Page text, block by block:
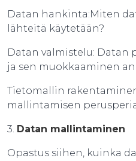
Datan hankinta:Miten
lähteitä käytetään?
Datan valmistelu: Datan
ja sen muokkaaminen
Tietomallin
mallintamisen
3. Datan mallintaminen
Opastus siihen, kuinka